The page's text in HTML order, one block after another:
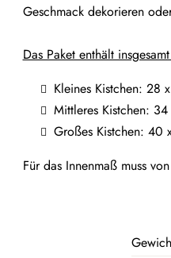
Geschmack dekorieren
Das Paket enthält
Kleines Kistchen: 28
Mittleres Kistchen:
Großes Kistchen: 40
Für das Innenmaß muss